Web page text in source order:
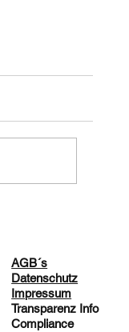
AGB´s
Datenschutz
Impressum
Transparenz Info
Compliance